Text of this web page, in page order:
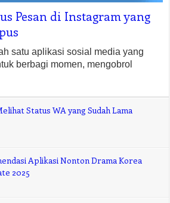
Pesan di Instagram yang
satu aplikasi sosial media yang
berbagi momen, mengobrol
Status WA yang Sudah Lama
Aplikasi Nonton Drama Korea
2025